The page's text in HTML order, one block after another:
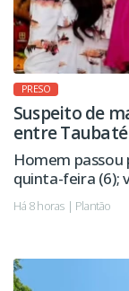
PRESO
Suspeito de
entre
Homem passou
quinta-feira (6);
sinais de violência.
Há 8 horas | Plantão